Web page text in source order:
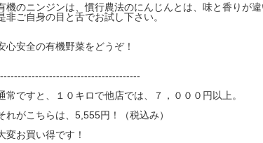
機のニンジンは、慣行農法のにんじんとは、味と香りが違
非ご自身の目と舌でお試し下さい。
心安全の有機野菜をどうぞ！
常ですと、１０キロで他店では、７，０００円以上。
れがこちらは、5,555円！（税込み）
変お買い得です！